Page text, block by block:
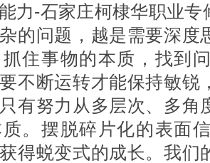
力-石家庄柯棣华职业
的问题，越是需要深度
住事物的本质，找到
不断运转才能保持敏锐
有努力从多层次、多角
。摆脱碎片化的表面
得蜕变式的成长。我们